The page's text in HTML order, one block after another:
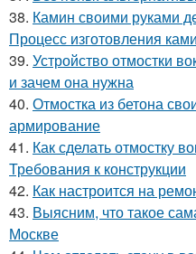
38. Камин своими руками
Процесс изготовления
39. Устройство отмостки
и зачем она нужна
40. Отмостка из бетона
армирование
41. Как сделать отмостку
Требования к конструкции
42. Как настроится на
43. Выясним, что такое
Москве